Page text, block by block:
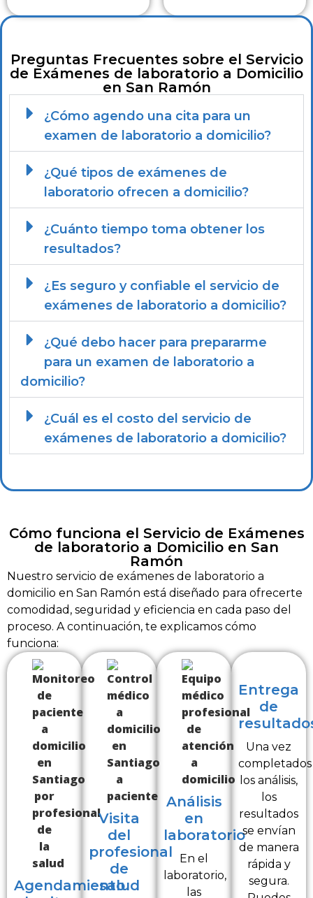
Preguntas Frecuentes sobre el Servicio
de Exámenes de laboratorio a Domicilio
en San Ramón
¿Cómo agendo una cita para un
examen de laboratorio a domicilio?
¿Qué tipos de exámenes de
laboratorio ofrecen a domicilio?
¿Cuánto tiempo toma obtener los
resultados?
¿Es seguro y confiable el servicio de
exámenes de laboratorio a domicilio?
¿Qué debo hacer para prepararme
para un examen de laboratorio a
domicilio?
¿Cuál es el costo del servicio de
exámenes de laboratorio a domicilio?
Cómo funciona el Servicio de Exámenes
de laboratorio a Domicilio en San
Ramón
Nuestro servicio de exámenes de laboratorio a
domicilio en San Ramón está diseñado para ofrecerte
comodidad, seguridad y eficiencia en cada paso del
proceso. A continuación, te explicamos cómo
funciona:
Agendamiento
Visita
del
profesional
de
salud
Análisis
en
laboratorio
En el
laboratorio,
las
Entrega
de
Una vez
completados
los análisis,
los
resultados
se envían
de manera
rápida y
segura.